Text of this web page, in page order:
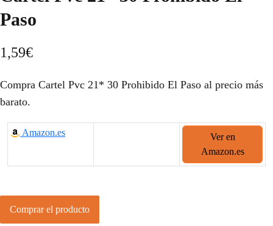
Paso
1,59€
Compra Cartel Pvc 21* 30 Prohibido El Paso al precio más
barato.
Amazon.es
Ver en
Amazon.es
Comprar el producto